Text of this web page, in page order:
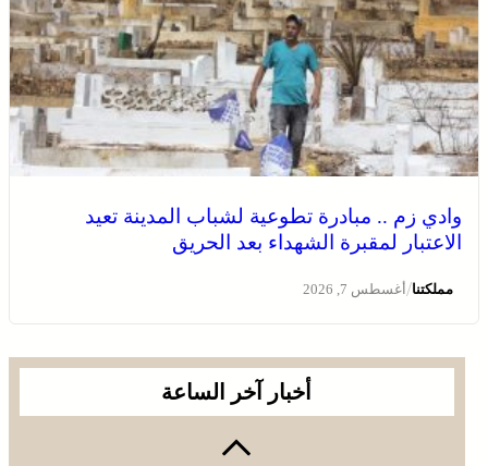
وادي زم .. مبادرة تطوعية لشباب المدينة تعيد
الاعتبار لمقبرة الشهداء بعد الحريق
مملكتنا/أغسطس 7, 2026
أخبار آخر الساعة